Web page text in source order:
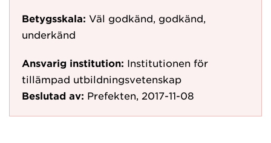
Betygsskala: Väl godkänd, godkänd,
underkänd
Ansvarig institution: Institutionen för
tillämpad utbildningsvetenskap
Beslutad av: Prefekten, 2017-11-08